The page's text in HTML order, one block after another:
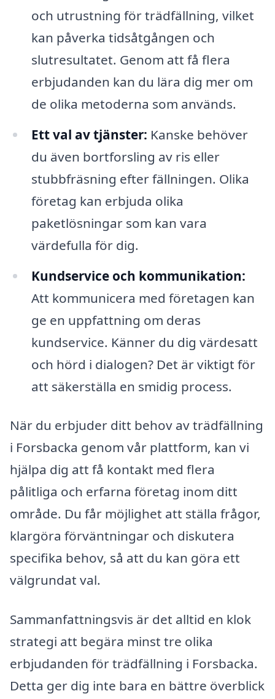
och utrustning för trädfällning, vilket
kan påverka tidsåtgången och
slutresultatet. Genom att få flera
erbjudanden kan du lära dig mer om
de olika metoderna som används.
Ett val av tjänster: Kanske behöver
du även bortforsling av ris eller
stubbfräsning efter fällningen. Olika
företag kan erbjuda olika
paketlösningar som kan vara
värdefulla för dig.
Kundservice och kommunikation:
Att kommunicera med företagen kan
ge en uppfattning om deras
kundservice. Känner du dig värdesatt
och hörd i dialogen? Det är viktigt för
att säkerställa en smidig process.
När du erbjuder ditt behov av trädfällning
i Forsbacka genom vår plattform, kan vi
hjälpa dig att få kontakt med flera
pålitliga och erfarna företag inom ditt
område. Du får möjlighet att ställa frågor,
klargöra förväntningar och diskutera
specifika behov, så att du kan göra ett
välgrundat val.
Sammanfattningsvis är det alltid en klok
strategi att begära minst tre olika
erbjudanden för trädfällning i Forsbacka.
Detta ger dig inte bara en bättre överblick